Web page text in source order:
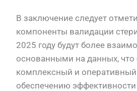
В заключение следует
компоненты валидации
2025 году будут более
основанными на данных, что
комплексный и оперативный
обеспечению